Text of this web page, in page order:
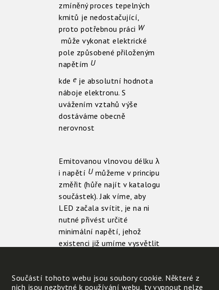
zmíněný proces tepelných
kmitů je nedostačující,
proto potřebnou práci W
může vykonat elektrické
pole způsobené přiloženým
napětím U
kde eje absolutní hodnota
náboje elektronu. S
uvážením vztahů výše
dostáváme obecně
nerovnost
Emitovanou vlnovou délku λ
i napětí U můžeme v principu
změřit (hůře najít v katalogu
součástek). Jak víme, aby
LED začala svítit, je na ni
nutné přivést určité
minimální napětí, jehož
existenci již umíme vysvětlit
můžeme předpokládat, že
Součástí tohoto webu jsou soubory cookie. Některé z
nich jsou nezbytné k používání webu, ty vypnout nelze